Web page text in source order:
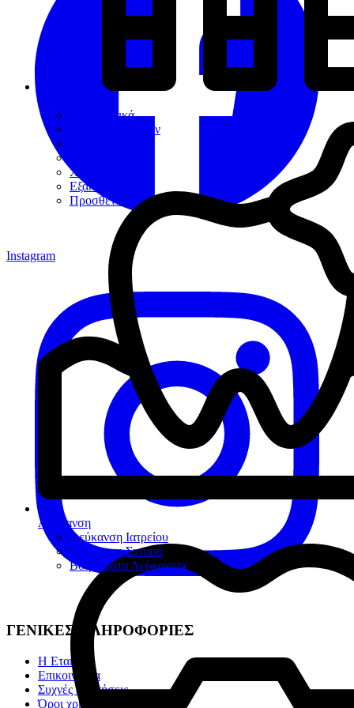
Διαγνωστικά
Αποκαταστάσεων
Χειρουργικής
Εξακτικής
Προσθετικής
Λεύκανση
Λεύκανση Ιατρείου
Λεύκανση Σπιτιού
Βοηθήματα Λεύκανσης
Instagram
ΓΕΝΙΚΕΣ ΠΛΗΡΟΦΟΡΙΕΣ
Η Εταιρία
Επικοινωνία
Συχνές ερωτήσεις
Όροι χρήσης